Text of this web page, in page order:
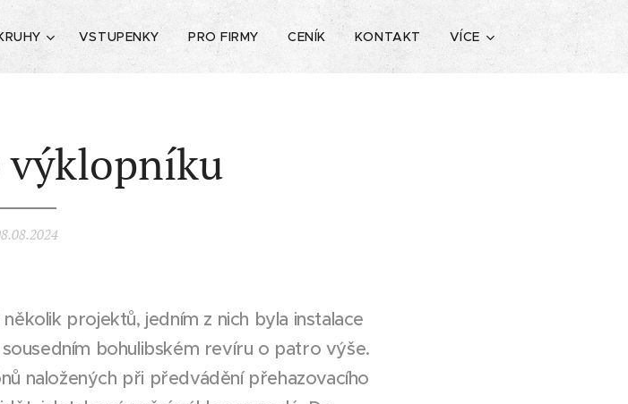
VSTUPENKY PRO FIRMY CENÍK KONTAKT VÍCE
výklopníku
projektů, jedním z nich byla instalace
bohulibském revíru o patro výše.
naložených při předvádění přehazovacího